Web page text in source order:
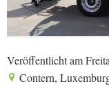
Veröffentlicht am
Contern,